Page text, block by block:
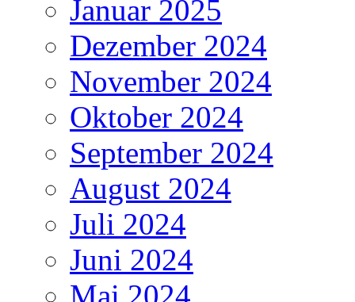
Januar 2025
Dezember 2024
November 2024
Oktober 2024
September 2024
August 2024
Juli 2024
Juni 2024
Mai 2024